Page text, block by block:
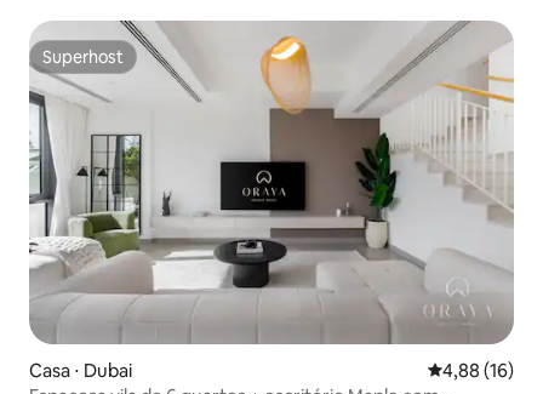
Superhost
Superhost
Casa ⋅ Dubai 4,88 de uma
4,88 (16)